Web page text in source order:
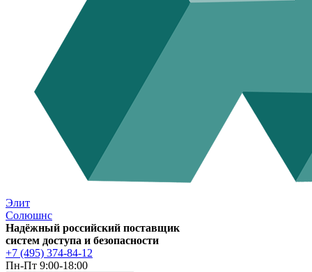
Элит
Солюшнс
Надёжный российский поставщик
систем доступа и безопасности
+7 (495) 374-84-12
Пн-Пт 9:00-18:00